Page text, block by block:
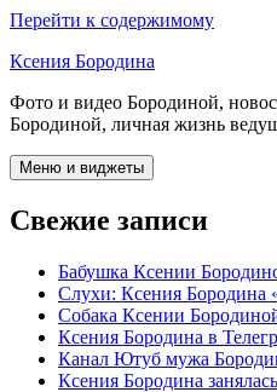
Перейти к содержимому
Ксения Бородина
Фото и видео Бородиной,
Бородиной, личная жизнь
Меню и виджеты
Свежие записи
Бабушка Ксении
Слухи: Ксения Бородина
Собака Ксении
Ксения Бородина в
Канал Ютуб мужа
Ксения Бородина